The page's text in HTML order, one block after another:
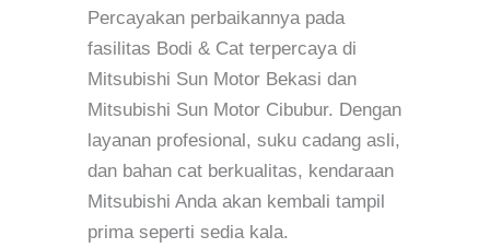
Percayakan perbaikannya pada
fasilitas Bodi & Cat terpercaya di
Mitsubishi Sun Motor Bekasi dan
Mitsubishi Sun Motor Cibubur. Dengan
layanan profesional, suku cadang asli,
dan bahan cat berkualitas, kendaraan
Mitsubishi Anda akan kembali tampil
prima seperti sedia kala.